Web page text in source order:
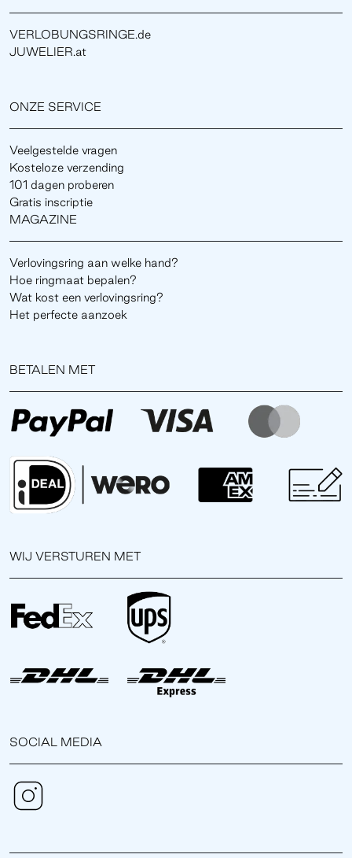
VERLOBUNGSRINGE.de
JUWELIER.at
ONZE SERVICE
Veelgestelde vragen
Kosteloze verzending
101 dagen proberen
Gratis inscriptie
MAGAZINE
Verlovingsring aan welke hand?
Hoe ringmaat bepalen?
Wat kost een verlovingsring?
Het perfecte aanzoek
BETALEN MET
WIJ VERSTUREN MET
SOCIAL MEDIA